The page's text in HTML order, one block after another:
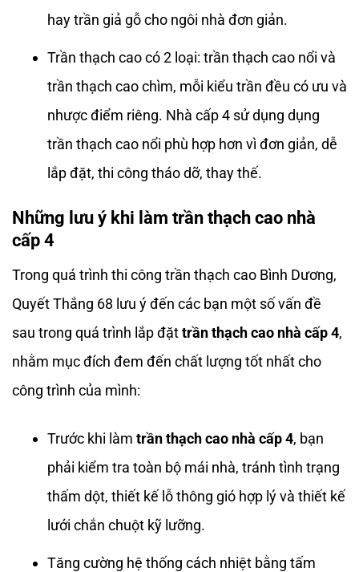
hay trần giả gỗ cho ngôi nhà đơn giản.
Trần thạch cao có 2 loại: trần thạch cao nổi và
trần thạch cao chìm, mỗi kiểu trần đều có ưu và
nhược điểm riêng. Nhà cấp 4 sử dụng dụng
trần thạch cao nổi phù hợp hơn vì đơn giản, dễ
lắp đặt, thi công tháo dỡ, thay thế.
Những lưu ý khi làm trần thạch cao nhà
cấp 4
Trong quá trình thi công trần thạch cao Bình Dương,
Quyết Thắng 68 lưu ý đến các bạn một số vấn đề
sau trong quá trình lắp đặttrần thạch cao nhà cấp 4,
nhằm mục đích đem đến chất lượng tốt nhất cho
công trình của mình:
Trước khi làm trần thạch cao nhà cấp 4, bạn
phải kiểm tra toàn bộ mái nhà, tránh tình trạng
thấm dột, thiết kế lỗ thông gió hợp lý và thiết kế
lưới chắn chuột kỹ lưỡng.
Tăng cường hệ thống cách nhiệt bằng tấm